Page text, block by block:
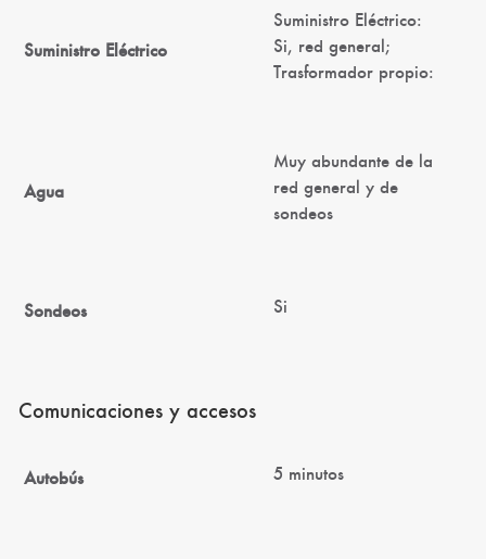
Suministro Eléctrico
Suministro Eléctrico:
Si, red general;
Trasformador propio:
Agua
Muy abundante de la
red general y de
sondeos
Sondeos Si
Comunicaciones y accesos
Autobús 5 minutos